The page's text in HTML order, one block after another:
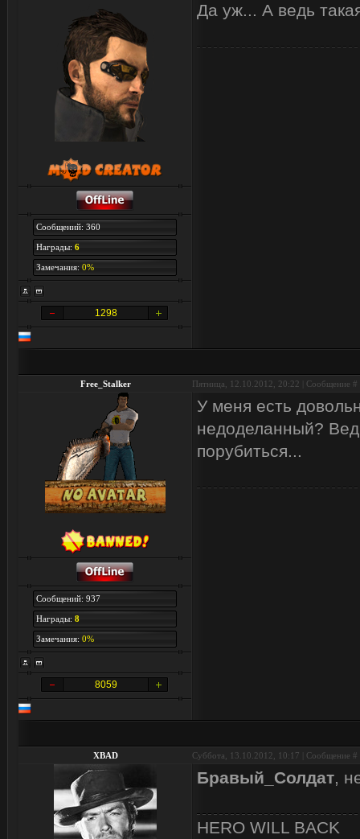
Сообщений: 360
Награды: 6
Замечания: 0%
1298
Да уж... А ведь
Free_Stalker Пятница, 12.10.2012, 20:22 | Сообщение #
Сообщений: 937
Награды: 8
Замечания: 0%
8059
У меня есть
недоделанный?
порубиться...
XBAD Суббота, 13.10.2012, 10:17 | Сообщение #
Бравый_Солдат,
HERO WILL BACK